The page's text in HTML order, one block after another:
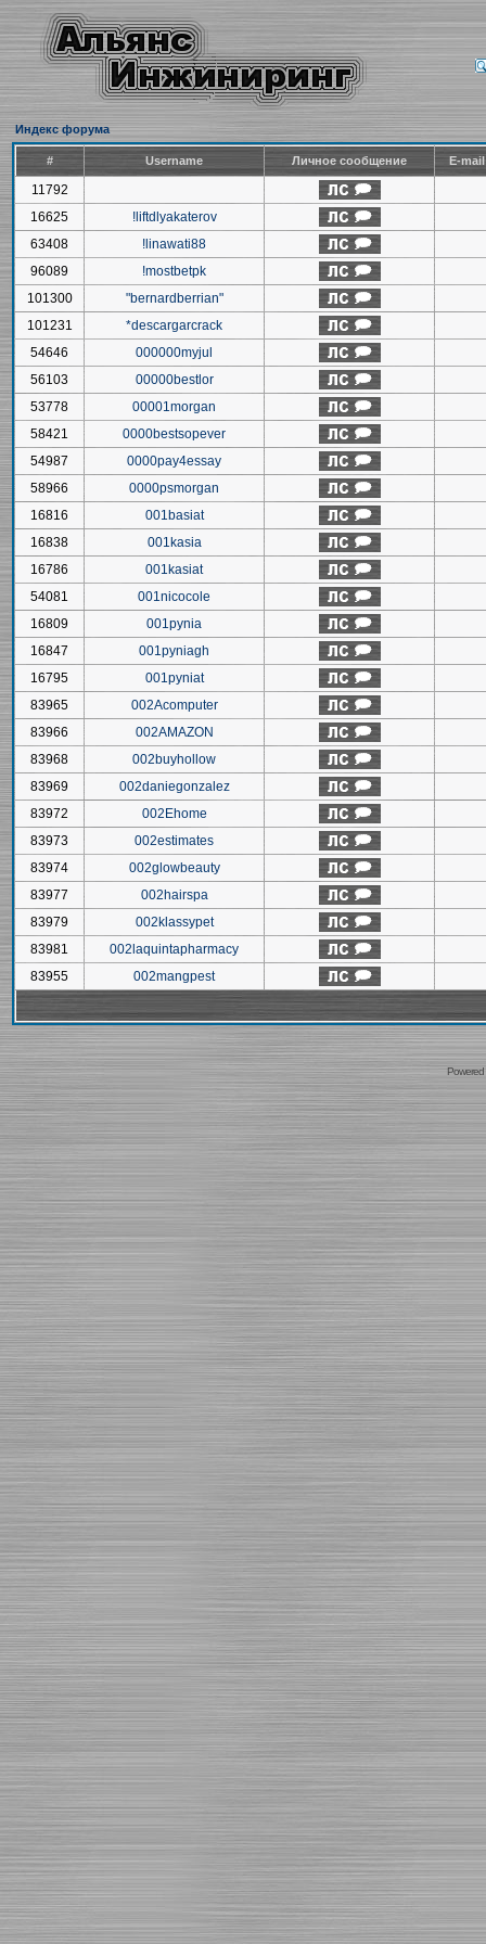
Индекс форума
# Username Личное сообщение E-
11792
16625
!liftdlyakaterov
63408
!linawati88
96089
!mostbetpk
101300
"bernardberrian"
101231
*descargarcrack
54646
000000myjul
56103
00000bestlor
53778
00001morgan
58421
0000bestsopever
54987
0000pay4essay
58966
0000psmorgan
16816
001basiat
16838
001kasia
16786
001kasiat
54081
001nicocole
16809
001pynia
16847
001pyniagh
16795
001pyniat
83965
002Acomputer
83966
002AMAZON
83968
002buyhollow
83969
002daniegonzalez
83972
002Ehome
83973
002estimates
83974
002glowbeauty
83977
002hairspa
83979
002klassypet
83981
002laquintapharmacy
83955
002mangpest